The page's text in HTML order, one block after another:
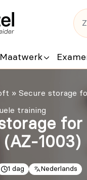
Maatwerk
» Secure storage
training
1003)
1 dag Nederlands